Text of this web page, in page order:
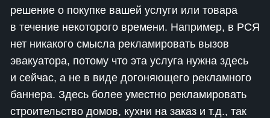
решение о покупке вашей услуги или товара
в течение некоторого времени. Например, в РСЯ
нет никакого смысла рекламировать вызов
эвакуатора, потому что эта услуга нужна здесь
и сейчас, а не в виде догоняющего рекламного
баннера. Здесь более уместно рекламировать
строительство домов, кухни на заказ и т.д., так